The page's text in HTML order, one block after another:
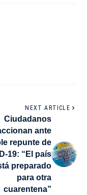
NEXT ARTICLE
Ciudadanos
ante
repunte de
19: “El país
preparado
para otra
cuarentena”